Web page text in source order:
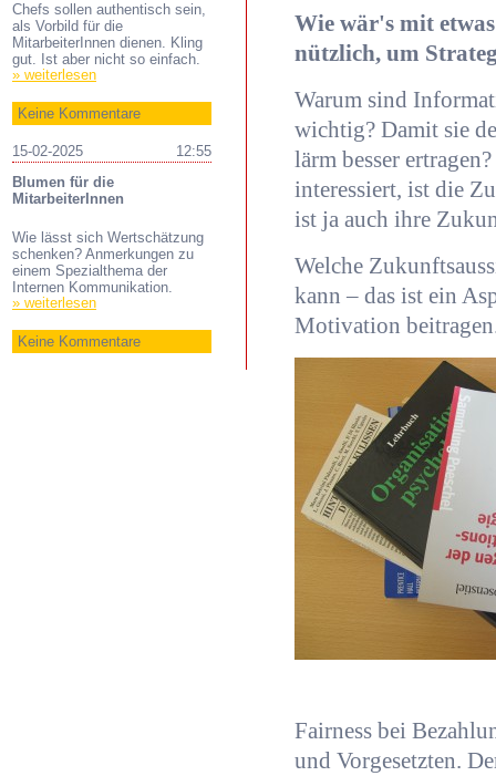
Chefs sollen authentisch sein,
als Vorbild für die
MitarbeiterInnen dienen. Kling
gut. Ist aber nicht so einfach.
» weiterlesen
Keine Kommentare
15-02-2025
12:55
Blumen für die
MitarbeiterInnen
Wie lässt sich Wertschätzung
schenken? Anmerkungen zu
einem Spezialthema der
Internen Kommunikation.
» weiterlesen
Keine Kommentare
Wie wär's mit
nützlich, um
Warum sind
wichtig? Damit sie
lärm besser
interessiert, ist die
ist ja auch ihre
Welche
kann – das ist ein
Motivation
Fairness bei
und Vorgesetzten.